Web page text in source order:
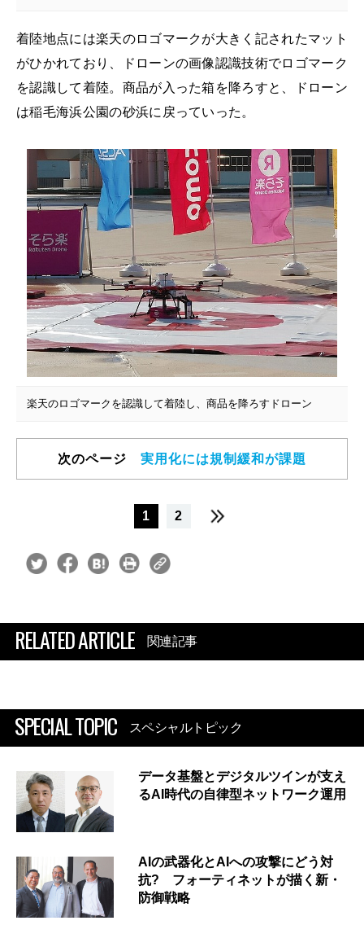
着陸地点には楽天のロゴマークが大きく記されたマット
がひかれており、ドローンの画像認識技術でロゴマーク
を認識して着陸。商品が入った箱を降ろすと、ドローン
は稲毛海浜公園の砂浜に戻っていった。
楽天のロゴマークを認識して着陸し、商品を降ろすドローン
次のページ 実用化には規制緩和が課題
1 2
RELATED ARTICLE 関連記事
SPECIAL TOPIC スペシャルトピック
データ基盤とデジタルツインが支え
るAI時代の自律型ネットワーク運用
AIの武器化とAIへの攻撃にどう対
抗? フォーティネットが描く新・
防御戦略